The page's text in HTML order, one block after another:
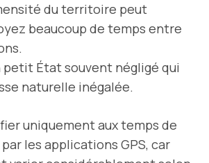
du territoire peut
beaucoup de temps entre
petit État souvent négligé qui
naturelle inégalée.
uniquement aux temps de
les applications GPS, car